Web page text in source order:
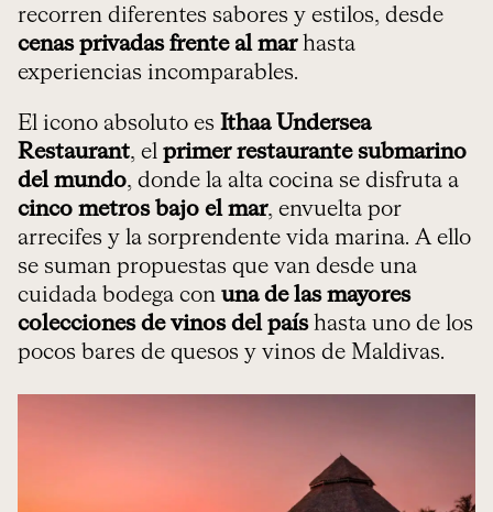
recorren diferentes sabores y estilos, desde
cenas privadas frente al marhasta
experiencias incomparables.
El icono absoluto es Ithaa Undersea
Restaurant, el primer restaurante submarino
del mundo, donde la alta cocina se disfruta a
cinco metros bajo el mar, envuelta por
arrecifes y la sorprendente vida marina. A ello
se suman propuestas que van desde una
cuidada bodega con una de las mayores
colecciones de vinos del paíshasta uno de los
pocos bares de quesos y vinos de Maldivas.